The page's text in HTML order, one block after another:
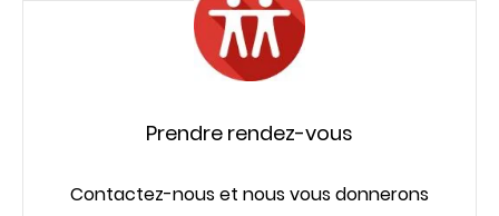
Prendre rendez-vous
Contactez-nous et nous vous donnerons